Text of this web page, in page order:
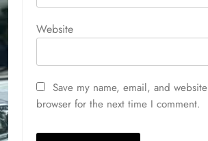
Website
Save my name, email, and
browser for the next time I comment.